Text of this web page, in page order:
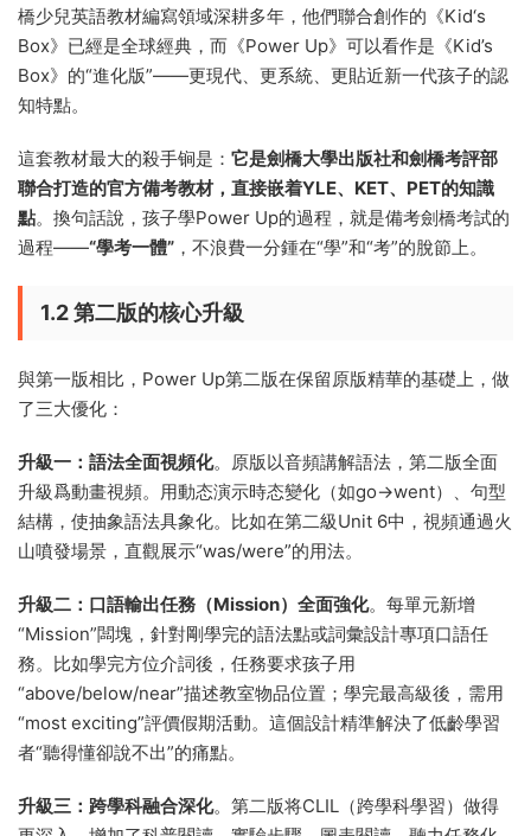
橋少兒英語教材編寫領域深耕多年，他們聯合創作的《Kid‘s
Box》已經是全球經典，而《Power Up》可以看作是《Kid’s
Box》的“進化版”——更現代、更系統、更貼近新一代孩子的認
知特點。
這套教材最大的殺手锏是： 它是劍橋大學出版社和劍橋考評部
聯合打造的官方備考教材，直接嵌着YLE、KET、PET的知識
點。換句話說，孩子學Power Up的過程，就是備考劍橋考試的
過程——“學考一體” ，不浪費一分鍾在“學”和“考”的脫節上。
1.2 第二版的核心升級
與第一版相比，Power Up第二版在保留原版精華的基礎上，做
了三大優化：
升級一：語法全面視頻化。原版以音頻講解語法，第二版全面
升級爲動畫視頻。用動态演示時态變化（如go→went）、句型
結構，使抽象語法具象化。比如在第二級Unit 6中，視頻通過火
山噴發場景，直觀展示“was/were”的用法。
升級二：口語輸出任務（Mission）全面強化。每單元新增
“Mission”闆塊，針對剛學完的語法點或詞彙設計專項口語任
務。比如學完方位介詞後，任務要求孩子用
“above/below/near”描述教室物品位置；學完最高級後，需用
“most exciting”評價假期活動。這個設計精準解決了低齡學習
者“聽得懂卻說不出”的痛點。
升級三：跨學科融合深化。第二版将CLIL（跨學科學習）做得